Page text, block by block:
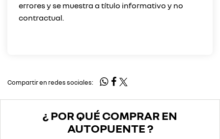
errores y se muestra a título informativo y no
contractual.
Compartir en redes sociales:
¿ POR QUÉ COMPRAR EN
AUTOPUENTE ?